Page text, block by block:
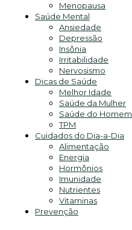
Menopausa
Saúde Mental
Ansiedade
Depressão
Insônia
Irritabilidade
Nervosismo
Dicas de Saúde
Melhor Idade
Saúde da Mulher
Saúde do Homem
TPM
Cuidados do Dia-a-Dia
Alimentação
Energia
Hormônios
Imunidade
Nutrientes
Vitaminas
Prevenção